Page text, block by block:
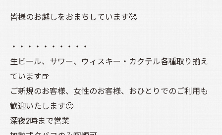
皆様のお越しをおまちしています🥰
・・・・・・・・・・
生ビール、サワー、ウィスキー・カクテル各種取り揃え
ています🍺
ご新規のお客様、女性のお客様、おひとりでのご利用も
歓迎いたします🙂
深夜2時まで営業